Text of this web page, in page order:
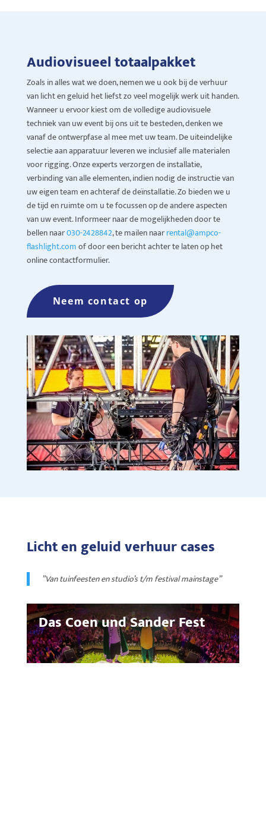
Audiovisueel totaalpakket
Zoals in alles wat we doen, nemen we u ook bij de verhuur
van licht en geluid het liefst zo veel mogelijk werk uit handen.
Wanneer u ervoor kiest om de volledige audiovisuele
techniek van uw event bij ons uit te besteden, denken we
vanaf de ontwerpfase al mee met uw team. De uiteindelijke
selectie aan apparatuur leveren we inclusief alle materialen
voor rigging. Onze experts verzorgen de installatie,
verbinding van alle elementen, indien nodig de instructie van
uw eigen team en achteraf de deïnstallatie. Zo bieden we u
de tijd en ruimte om u te focussen op de andere aspecten
van uw event. Informeer naar de mogelijkheden door te
bellen naar030-2428842, te mailen naarrental@ampco-
flashlight.comof door een bericht achter te laten op het
online contactformulier.
Neem contact op
Licht en geluid verhuur cases
”Van tuinfeesten en studio’s t/m festival mainstage”
Das Coen und Sander Fest